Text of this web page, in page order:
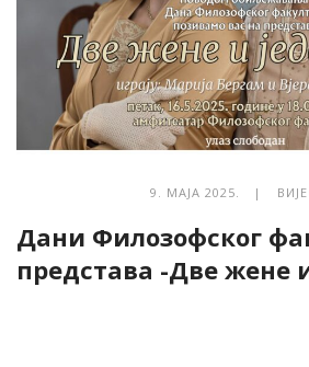
9. МАЈА 2025. |
Дани Филозофског
представа -Две жене